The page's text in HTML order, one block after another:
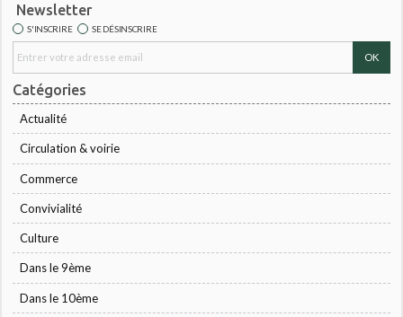
Newsletter
S'INSCRIRE SE DÉSINSCRIRE
Catégories
Actualité
Circulation & voirie
Commerce
Convivialité
Culture
Dans le 9ème
Dans le 10ème